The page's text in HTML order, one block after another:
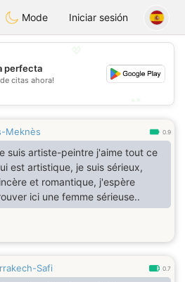
JTaimerais
Mode Iniciar sesión
perfecta
citas ahora!
Meknès 0.9
suis artiste-peintre j'aime tout ce
est artistique, je suis sérieux,
et romantique, j'espère
ici une femme sérieuse..
Safi 0.7